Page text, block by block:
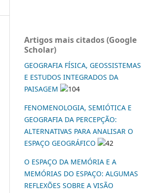
Artigos mais citados (Google
Scholar)
GEOGRAFIA FÍSICA, GEOSSISTEMAS
E ESTUDOS INTEGRADOS DA
PAISAGEM
104
FENOMENOLOGIA, SEMIÓTICA E
GEOGRAFIA DA PERCEPÇÃO:
ALTERNATIVAS PARA ANALISAR O
ESPAÇO GEOGRÁFICO
42
O ESPAÇO DA MEMÓRIA E A
MEMÓRIAS DO ESPAÇO: ALGUMAS
REFLEXÕES SOBRE A VISÃO